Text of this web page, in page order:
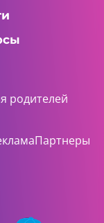
родителей
Партнеры